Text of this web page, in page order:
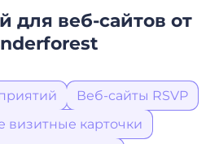
для веб-сайтов от
Веб-сайты RSVP
визитные карточки